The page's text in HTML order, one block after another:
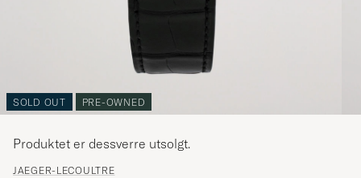
SOLD OUT PRE-OWNED
JAEGER-LECOULTRE
Produktet er dessverre utsolgt.